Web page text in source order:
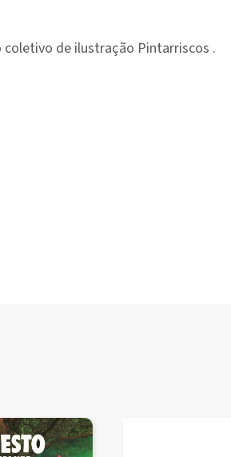
de ilustração Pintarriscos .